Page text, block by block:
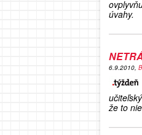
úvahy.
6.9.2010,
že to